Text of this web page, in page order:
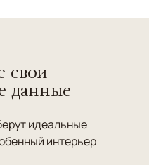
свои
данные
идеальные
интерьер